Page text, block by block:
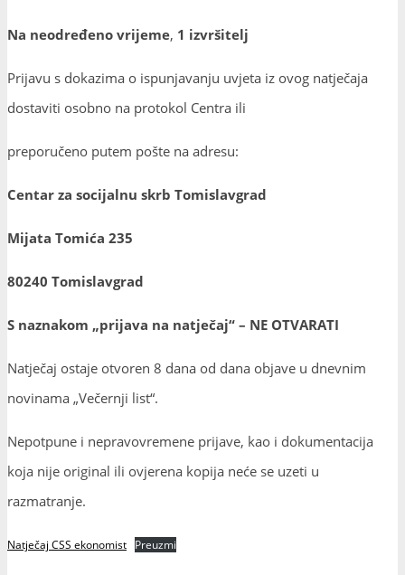
Na neodređeno vrijeme, 1 izvršitelj
Prijavu s dokazima o ispunjavanju uvjeta iz ovog natječaja
dostaviti osobno na protokol Centra ili
preporučeno putem pošte na adresu:
Centar za socijalnu skrb Tomislavgrad
Mijata Tomića 235
80240 Tomislavgrad
S naznakom „prijava na natječaj“ – NE OTVARATI
Natječaj ostaje otvoren 8 dana od dana objave u dnevnim
novinama „Večernji list“.
Nepotpune i nepravovremene prijave, kao i dokumentacija
koja nije original ili ovjerena kopija neće se uzeti u
razmatranje.
Natječaj CSS ekonomist Preuzmi